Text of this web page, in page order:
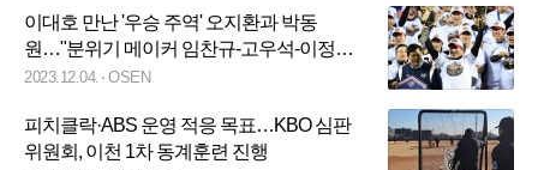
이대호 만난 '우승 주역' 오지환과 박동
원…"분위기 메이커 임찬규-고우석-이정용,
함께 있으면 난리난다"
2023.12.04. OSEN
피치클락·ABS 운영 적응 목표…KBO 심판
위원회, 이천 1차 동계훈련 진행